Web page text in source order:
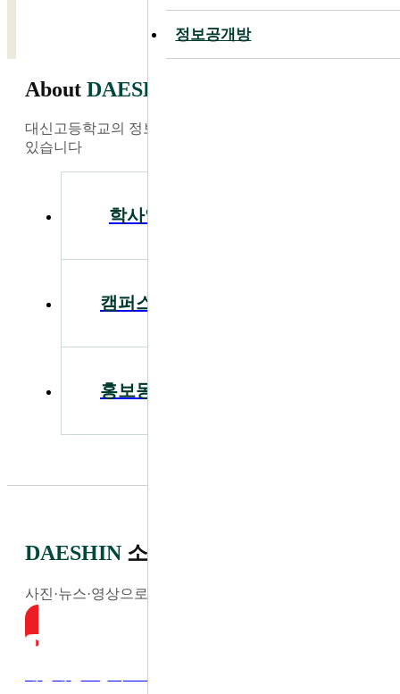
정보공개방
정보공개방
About DAESHIN
대신고등학교의 정보와 소식을 가장 빠르게 찾아보실 수
있습니다
학사일정
캠퍼스투어
홍보동영상
DAESHIN 소식
사진·뉴스·영상으로 전하는 최신 소식